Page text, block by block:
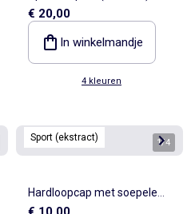
€ 20,00
In winkelmandje
4 kleuren
Sport (ekstract) 1/4
Hardloopcap met soepele